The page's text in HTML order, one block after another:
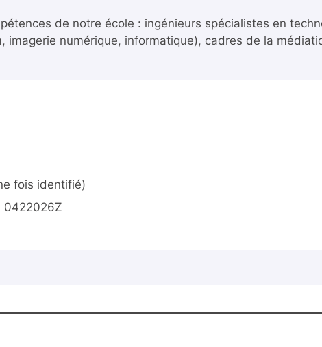
de notre école : ingénieurs spécialistes en
imagerie numérique, informatique), cadres de la
fois identifié)
0422026Z